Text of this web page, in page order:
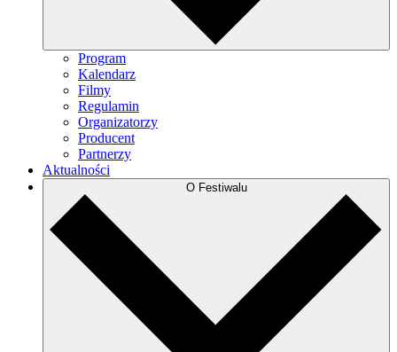
Program
Kalendarz
Filmy
Regulamin
Organizatorzy
Producent
Partnerzy
Aktualności
O Festiwalu